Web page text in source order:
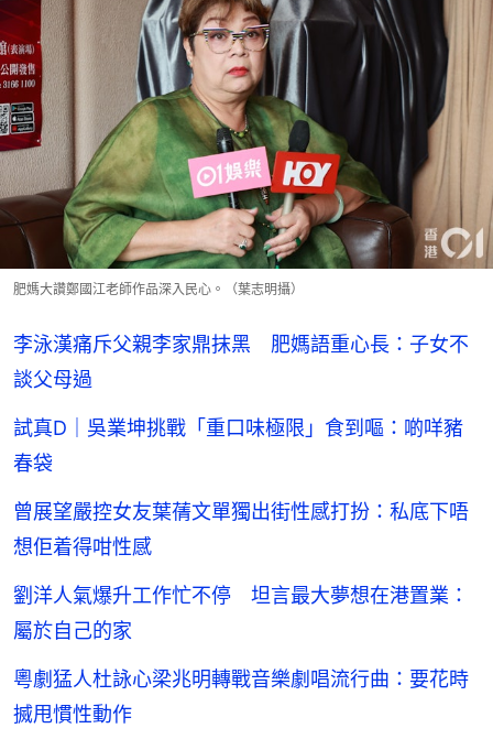
肥媽大讚鄭國江老師作品深入民心。（葉志明攝）
李泳漢痛斥父親李家鼎抹黑 肥媽語重心長：子女不
談父母過
試真D｜吳業坤挑戰「重口味極限」食到嘔：啲咩豬
春袋
曾展望嚴控女友葉蒨文單獨出街性感打扮：私底下唔
想佢着得咁性感
劉洋人氣爆升工作忙不停 坦言最大夢想在港置業：
屬於自己的家
粵劇猛人杜詠心梁兆明轉戰音樂劇唱流行曲：要花時
搣甩慣性動作